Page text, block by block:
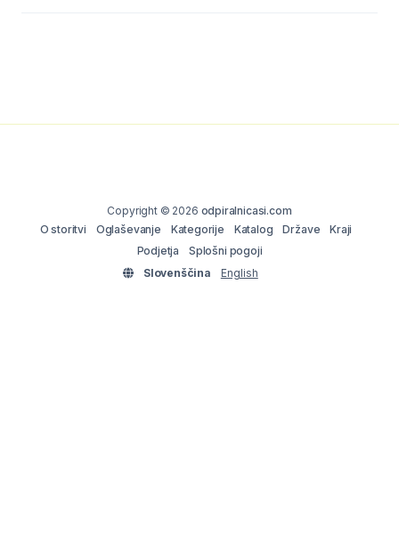
Copyright © 2026 odpiralnicasi.com
O storitvi
Oglaševanje Kategorije Katalog Države
Kraji
Podjetja
Splošni pogoji
Slovenščina
English